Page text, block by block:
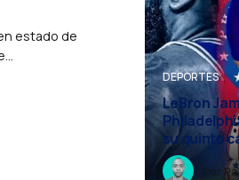
estado de
Paul G.
DEPORTES
LeBron James
Philadelphia
su quinto
PorPaul G.
Los
2026